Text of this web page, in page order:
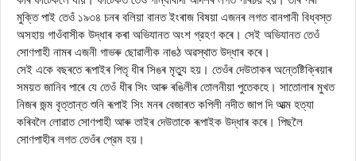
মুক্তি পাই তেওঁ ১৯৩৪ চনৰ বলিয়া বানত ইংৰাজ বিষয়া এজনৰ লগত বানপানী বিধ্বস্ত
অসহায় গাওঁবাসীক উদ্ধাৰ কৰা অভিযানত অংশ গ্রহণ কৰে। সেই অভিযানত তেওঁ
সোণপাহী নামৰ এজনী গাভৰু ছোৱালীক নাঙঠ অৱস্থাত উদ্ধাৰ কৰে।
সেই একে বছৰতে ৰূপাইৰ পিতৃ ধীৰ সিঙৰ মৃত্যু হয়। তেওঁৰ দেউতাকৰ অন্তেষ্টিক্ৰিয়াৰ
সময়ত জানিব পাৰে যে তেওঁ ধীৰ সিং আৰু ৰঙিলীৰ তোলনীয়া পুতেকহে। সাতোলাৰ মুখত
নিজৰ জন্ম বৃত্তান্ত শুনি ৰূপাই সিং মনৰ বেজাৰত কপিলী নদীত জাপ দি আত্ম হত্যা
কৰিবলৈ লোৱাত সোণপাহী আৰু তাইৰ দেউতাকে ৰূপাইক উদ্ধাৰ কৰে। পিছলৈ
সোণপাহীৰ লগত তেওঁৰ প্রেম হয়।